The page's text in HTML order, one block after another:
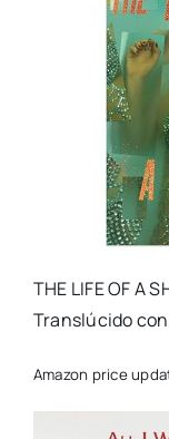
THE LIFE OF A
Translúcido
Amazon price